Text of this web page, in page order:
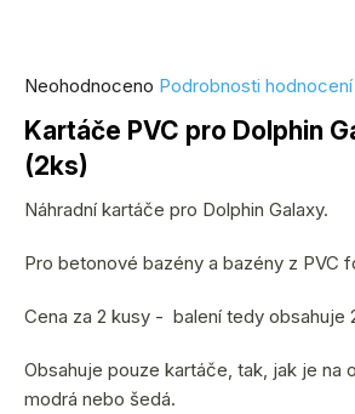
Kartáče PVC pro Dolphin
(2ks)
Průměrné
hodnocení
produktu
je
0,0
5
Neohodnoceno Podrobnosti hodnocení
Náhradní kartáče pro Dolphin Galaxy.
Pro betonové bazény a bazény z PVC
Cena za 2 kusy - balení tedy obsahuje
Obsahuje pouze kartáče, tak, jak je na
modrá nebo šedá.